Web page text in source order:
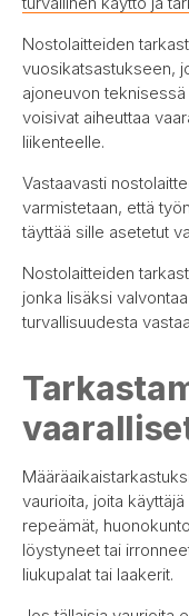
Nostolaitteiden
vuosikatsastukseen,
ajoneuvon
voisivat aiheuttaa
liikenteelle.
Vastaavasti
varmistetaan, että
täyttää sille asetetut
Nostolaitteiden
jonka lisäksi
turvallisuudesta
vaurioita, joita
repeämät,
löystyneet tai
liukupalat tai laakerit.